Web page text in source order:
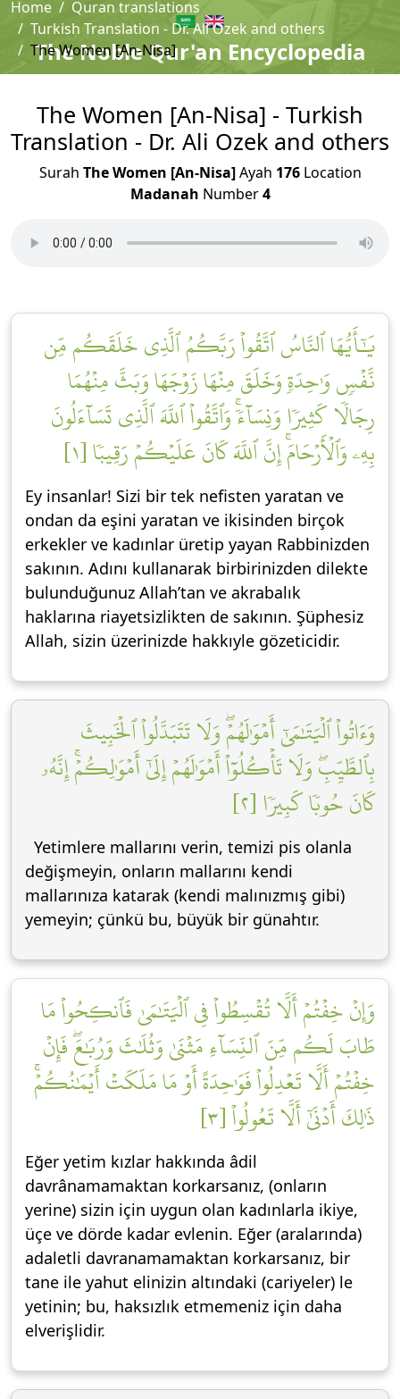
The Noble Qur'an Encyclopedia
Home
Quran translations
Turkish Translation - Dr. Ali Ozek and others
The Women [An-Nisa]
The Women [An-Nisa] - Turkish
Translation - Dr. Ali Ozek and others
Surah The Women [An-Nisa]Ayah 176Location
Madanah Number4
يَٰٓأَيُّهَا ٱلنَّاسُ ٱتَّقُواْ رَبَّكُمُ ٱلَّذِي خَلَقَكُم مِّن
نَّفۡسٖ وَٰحِدَةٖ وَخَلَقَ مِنۡهَا زَوۡجَهَا وَبَثَّ مِنۡهُمَا
رِجَالٗا كَثِيرٗا وَنِسَآءٗۚ وَٱتَّقُواْ ٱللَّهَ ٱلَّذِي تَسَآءَلُونَ
بِهِۦ وَٱلۡأَرۡحَامَۚ إِنَّ ٱللَّهَ كَانَ عَلَيۡكُمۡ رَقِيبٗا [١]
Ey insanlar! Sizi bir tek nefisten yaratan ve
ondan da eşini yaratan ve ikisinden birçok
erkekler ve kadınlar üretip yayan Rabbinizden
sakının. Adını kullanarak birbirinizden dilekte
bulunduğunuz Allah’tan ve akrabalık
haklarına riayetsizlikten de sakının. Şüphesiz
Allah, sizin üzerinizde hakkıyle gözeticidir.
وَءَاتُواْ ٱلۡيَتَٰمَىٰٓ أَمۡوَٰلَهُمۡۖ وَلَا تَتَبَدَّلُواْ ٱلۡخَبِيثَ
بِٱلطَّيِّبِۖ وَلَا تَأۡكُلُوٓاْ أَمۡوَٰلَهُمۡ إِلَىٰٓ أَمۡوَٰلِكُمۡۚ إِنَّهُۥ
كَانَ حُوبٗا كَبِيرٗا [٢]
Yetimlere mallarını verin, temizi pis olanla
değişmeyin, onların mallarını kendi
mallarınıza katarak (kendi malınızmış gibi)
yemeyin; çünkü bu, büyük bir günahtır.
وَإِنۡ خِفۡتُمۡ أَلَّا تُقۡسِطُواْ فِي ٱلۡيَتَٰمَىٰ فَٱنكِحُواْ مَا
طَابَ لَكُم مِّنَ ٱلنِّسَآءِ مَثۡنَىٰ وَثُلَٰثَ وَرُبَٰعَۖ فَإِنۡ
خِفۡتُمۡ أَلَّا تَعۡدِلُواْ فَوَٰحِدَةً أَوۡ مَا مَلَكَتۡ أَيۡمَٰنُكُمۡۚ
ذَٰلِكَ أَدۡنَىٰٓ أَلَّا تَعُولُواْ [٣]
Eğer yetim kızlar hakkında âdil
davrânamamaktan korkarsanız, (onların
yerine) sizin için uygun olan kadınlarla ikiye,
üçe ve dörde kadar evlenin. Eğer (aralarında)
adaletli davranamamaktan korkarsanız, bir
tane ile yahut elinizin altındaki (cariyeler) le
yetinin; bu, haksızlık etmemeniz için daha
elverişlidir.